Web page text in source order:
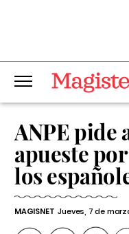
ANPE pide
apueste
los
MAGISNET Jueves, 7 de